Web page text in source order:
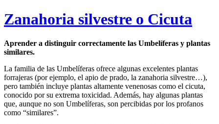
Zanahoria silvestre o Cicuta
Aprender a distinguir correctamente las Umbelíferas y plantas
similares.
La familia de las Umbelíferas ofrece algunas excelentes plantas
forrajeras (por ejemplo, el apio de prado, la zanahoria silvestre…),
pero también incluye plantas altamente venenosas como el cicuta,
conocido por su extrema toxicidad. Además, hay algunas plantas
que, aunque no son Umbelíferas, son percibidas por los profanos
como “similares”.